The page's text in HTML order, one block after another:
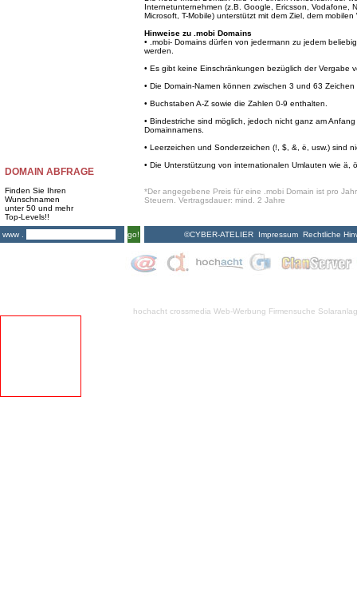
DOMAIN ABFRAGE
Finden Sie Ihren
Wunschnamen
unter 50 und mehr
Top-Levels!!
www .
go!
Internetunternehmen (z.B. Google, Ericsson, Vodafone,
Microsoft, T-Mobile) unterstützt mit dem Ziel, dem
Hinweise zu .mobi Domains
• .mobi- Domains dürfen von jedermann zu jedem
werden.
• Es gibt keine Einschränkungen bezüglich der Vergabe
• Die Domain-Namen können zwischen 3 und 63
• Buchstaben A-Z sowie die Zahlen 0-9 enthalten.
• Bindestriche sind möglich, jedoch nicht ganz am
Domainnamens.
• Leerzeichen und Sonderzeichen (!, $, &, ë, usw.) sind
• Die Unterstützung von internationalen Umlauten wie ä,
*Der angegebene Preis für eine .mobi Domain ist pro
Steuern. Vertragsdauer: mind. 2 Jahre
©CYBER-ATELIER Impressum Rechtliche
hochacht crossmedia Web-Werbung Firmensuche